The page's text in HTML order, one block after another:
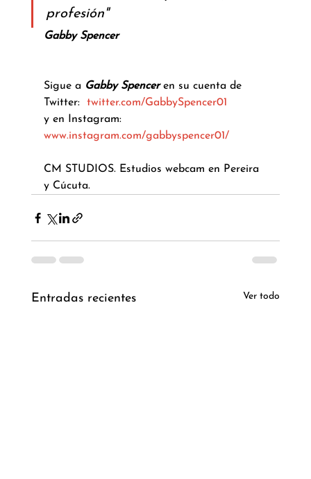
profesión"
Gabby Spencer
Sigue a Gabby Spencer en su cuenta de
Twitter: twitter.com/GabbySpencer01
y en Instagram:
www.instagram.com/gabbyspencer01/
CM STUDIOS. Estudios webcam en Pereira
y Cúcuta.
Entradas recientes Ver todo